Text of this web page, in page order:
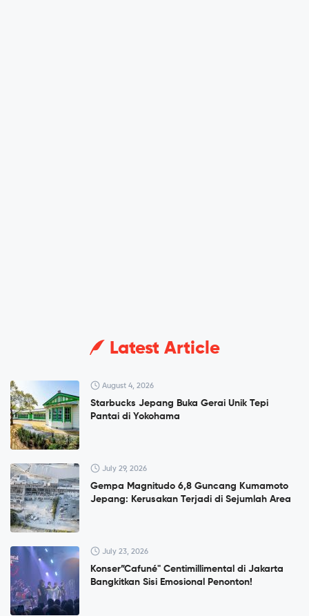
Latest Article
August 4, 2026
Starbucks Jepang Buka Gerai Unik Tepi
Pantai di Yokohama
July 29, 2026
Gempa Magnitudo 6,8 Guncang Kumamoto
Jepang: Kerusakan Terjadi di Sejumlah Area
July 23, 2026
Konser”Cafuné" Centimillimental di Jakarta
Bangkitkan Sisi Emosional Penonton!